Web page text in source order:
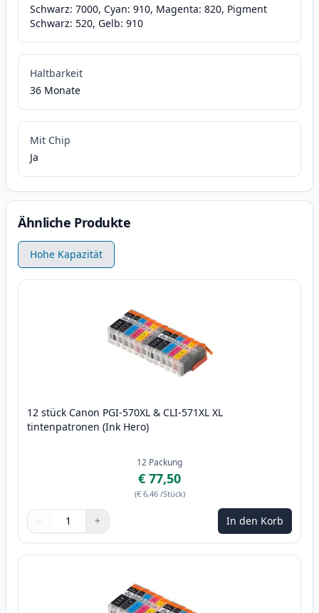
Schwarz: 7000, Cyan: 910, Magenta: 820, Pigment
Schwarz: 520, Gelb: 910
Haltbarkeit
36 Monate
Mit Chip
Ja
Ähnliche Produkte
Hohe Kapazität
12 stück Canon PGI-570XL & CLI-571XL XL
tintenpatronen (Ink Hero)
12 Packung
€ 77,50
(€ 6,46 /Stück)
Menge
Verwenden Sie die Tasten, um anzupassen
− +
Menge 1 In den Korb